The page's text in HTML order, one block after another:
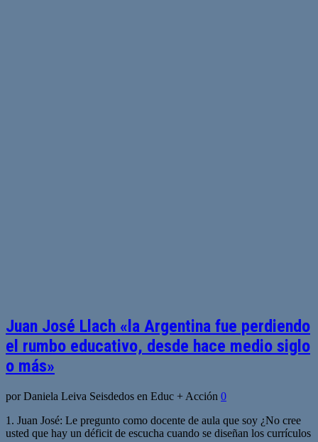
Juan José Llach «la Argentina fue perdiendo
el rumbo educativo, desde hace medio siglo
o más»
por Daniela Leiva Seisdedos en Educ + Acción 0
1. Juan José: Le pregunto como docente de aula que soy ¿No cree
usted que hay un déficit de escucha cuando se diseñan los currículos